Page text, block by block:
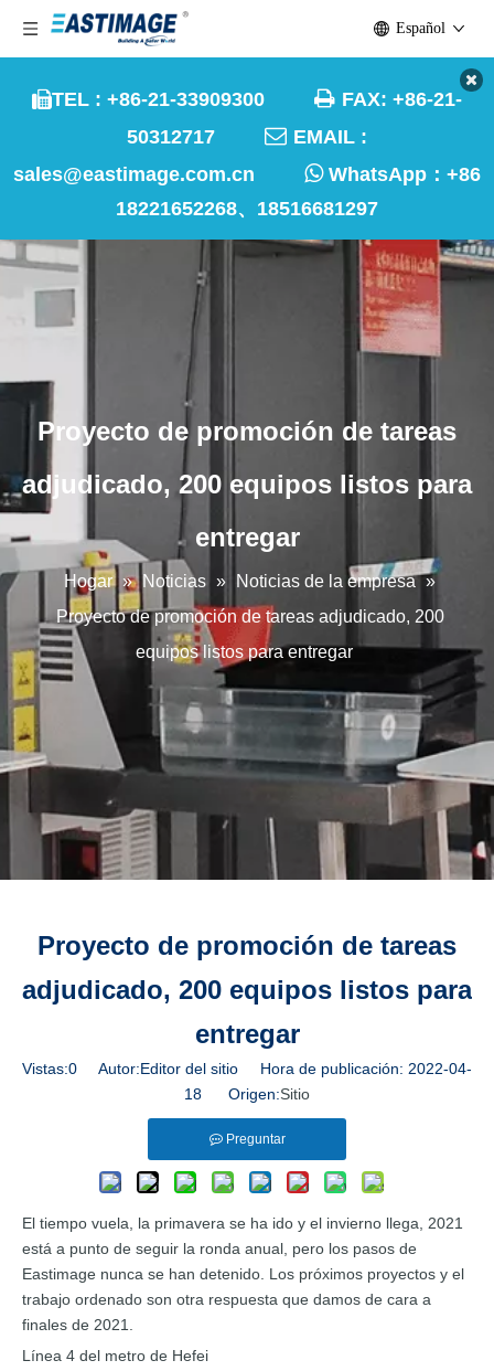
TEL : +86-21-33909300  FAX: +86-21-
50312717  EMAIL :
sales@eastimage.com.cn
WhatsApp： +86
18221652268、18516681297
Español
Proyecto de promoción de tareas
adjudicado, 200 equipos listos para
entregar
Hogar » Noticias » Noticias de la empresa »
Proyecto de promoción de tareas adjudicado, 200
equipos listos para entregar
Proyecto de promoción de tareas
adjudicado, 200 equipos listos para
entregar
Vistas:0 Autor:Editor del sitio Hora de publicación: 2022-04-
18 Origen:Sitio
Preguntar
El tiempo vuela, la primavera se ha ido y el invierno llega, 2021
está a punto de seguir la ronda anual, pero los pasos de
Eastimage nunca se han detenido. Los próximos proyectos y el
trabajo ordenado son otra respuesta que damos de cara a
finales de 2021.
Línea 4 del metro de Hefei